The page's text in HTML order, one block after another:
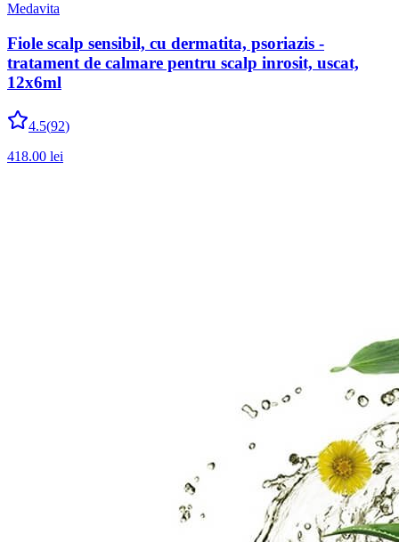
Medavita
Fiole scalp sensibil, cu dermatita, psoriazis -
tratament de calmare pentru scalp inrosit, uscat,
12x6ml
4.5(92)
418.00 lei